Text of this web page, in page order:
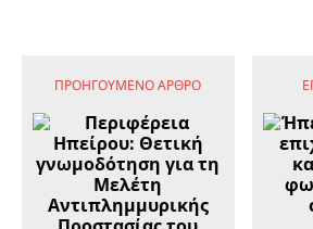
ΠΡΟΗΓΟΎΜΕΝΟ ΆΡΘΡΟ